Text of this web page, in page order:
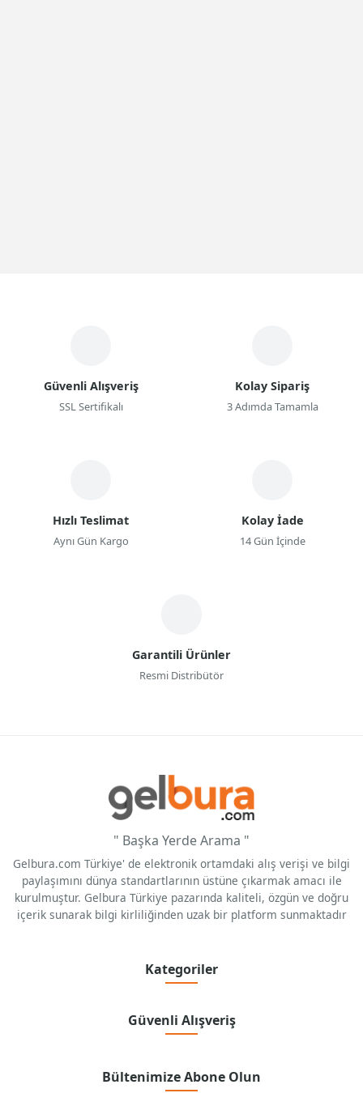
Güvenli Alışveriş
SSL Sertifikalı
Kolay Sipariş
3 Adımda Tamamla
Hızlı Teslimat
Aynı Gün Kargo
Kolay İade
14 Gün İçinde
Garantili Ürünler
Resmi Distribütör
" Başka Yerde Arama "
Gelbura.com Türkiye' de elektronik ortamdaki alış verişi ve bilgi
paylaşımını dünya standartlarının üstüne çıkarmak amacı ile
kurulmuştur. Gelbura Türkiye pazarında kaliteli, özgün ve doğru
içerik sunarak bilgi kirliliğinden uzak bir platform sunmaktadır
Kategoriler
Güvenli Alışveriş
Bültenimize Abone Olun